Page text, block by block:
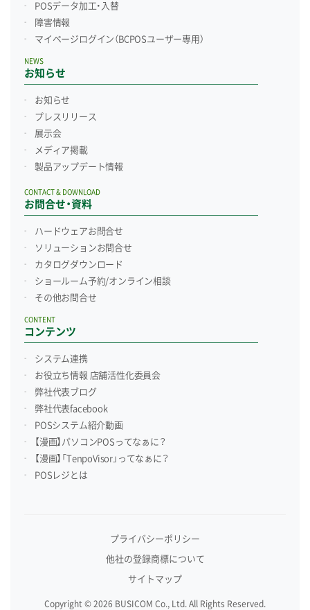
POSデータ加工・入替
障害情報
マイページログイン （BCPOSユーザー専用）
お知らせ
NEWS
お知らせ
プレスリリース
展示会
メディア掲載
製品アップデート情報
お問合せ・資料
CONTACT & DOWNLOAD
ハードウェアお問合せ
ソリューションお問合せ
カタログダウンロード
ショールーム予約/オンライン相談
その他お問合せ
コンテンツ
CONTENT
システム連携
お役立ち情報 店舗活性化委員会
弊社代表ブログ
弊社代表facebook
POSシステム紹介動画
【漫画】パソコンPOSってなぁに？
【漫画】「TenpoVisor」ってなぁに？
POSレジとは
プライバシーポリシー
他社の登録商標について
サイトマップ
Copyright © 2026 BUSICOM Co., Ltd. All Rights Reserved.